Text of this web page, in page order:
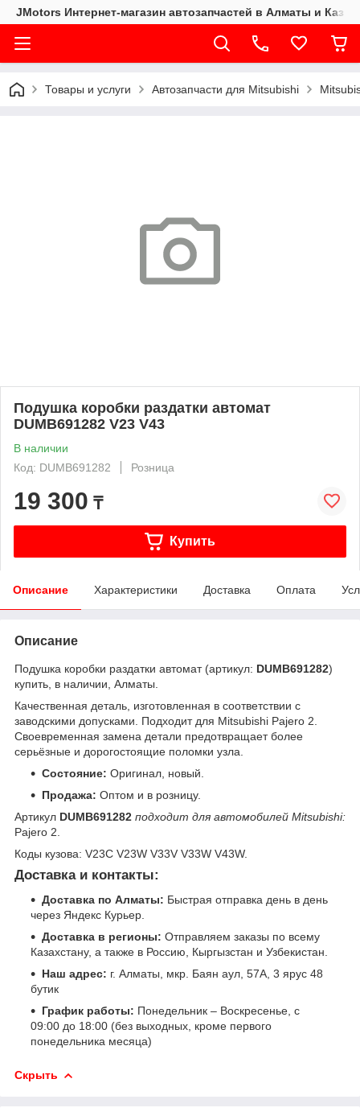
JMotors Интернет-магазин автозапчастей в Алматы и
Товары и услуги Автозапчасти для Mitsubishi
Подушка коробки раздатки автомат
DUMB691282 V23 V43
В наличии
Код: DUMB691282
Розница
19 300 ₸
Купить
Описание Характеристики Доставка Оплата
Описание
Подушка коробки раздатки автомат (артикул: DUMB691282)
купить, в наличии, Алматы.
Качественная деталь, изготовленная в соответствии с
заводскими допусками. Подходит для Mitsubishi Pajero 2.
Своевременная замена детали предотвращает более
серьёзные и дорогостоящие поломки узла.
Состояние: Оригинал, новый.
Продажа: Оптом и в розницу.
Артикул DUMB691282 подходит для автомобилей Mitsubishi:
Pajero 2.
Коды кузова: V23C V23W V33V V33W V43W.
Доставка и контакты:
Доставка по Алматы: Быстрая отправка день в день
через Яндекс Курьер.
Доставка в регионы: Отправляем заказы по всему
Казахстану, а также в Россию, Кыргызстан и Узбекистан.
Наш адрес: г. Алматы, мкр. Баян аул, 57А, 3 ярус 48
бутик
График работы: Понедельник – Воскресенье, с
09:00 до 18:00 (без выходных, кроме первого
понедельника месяца)
Скрыть